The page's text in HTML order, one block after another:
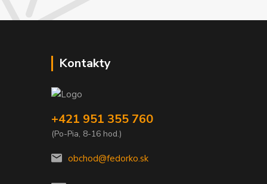
Kontakty
+421 951 355 760
(Po-Pia, 8-16 hod.)
obchod@fedorko.sk